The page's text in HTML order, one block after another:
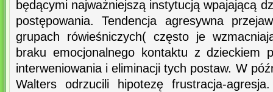
będącymi najważniejszą instytucją wpajającą
postępowania. Tendencja agresywna
grupach rówieśniczych( często je
braku emocjonalnego kontaktu z dzieckiem
interweniowania i eliminacji tych postaw. W
Walters odrzucili hipotezę frustracja-